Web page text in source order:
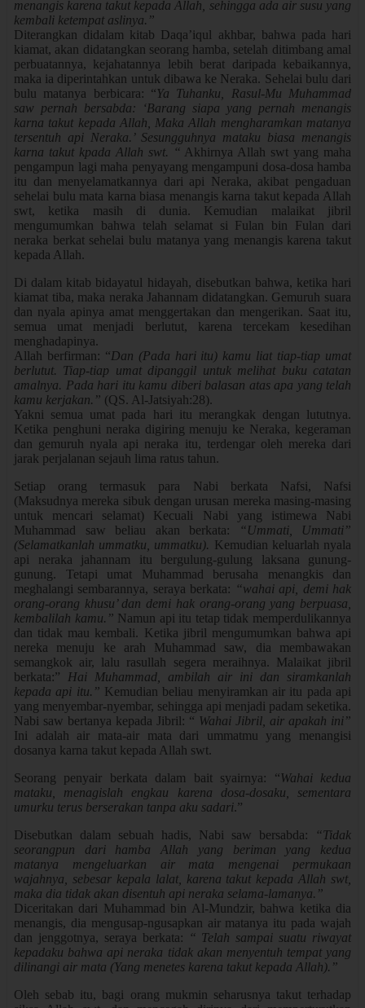
menangis karena takut kepada Allah, sehingga ada air susu yang
kembali ketempat aslinya.”
Diterangkan didalam kitab Daqa’iqul akhbar, bahwa pada hari
kiamat, akan didatangkan seorang hamba, setelah ditimbang amal
perbuatannya, kejahatannya lebih berat daripada kebaikannya,
maka ia diperintahkan untuk dibawa ke Neraka. Sehelai bulu dari
bulu matanya berbicara: “Ya Tuhanku, Rasul-Mu Muhammad
saw pernah bersabda: ‘Barang siapa yang pernah menangis
karna takut kepada Allah, Maka Allah mengharamkan matanya
tersentuh api Neraka.’ Sesungguhnya mataku biasa menangis
karna takut kpada Allah swt. “ Akhirnya Allah swt yang maha
pengampun lagi maha penyayang mengampuni dosa-dosa hamba
itu dan menyelamatkannya dari api Neraka, akibat pengaduan
sehelai bulu mata karna biasa menangis karna takut kepada Allah
swt, ketika masih di dunia. Kemudian malaikat jibril
mengumumkan bahwa telah selamat si Fulan bin Fulan dari
neraka berkat sehelai bulu matanya yang menangis karena takut
kepada Allah.
Di dalam kitab bidayatul hidayah, disebutkan bahwa, ketika hari
kiamat tiba, maka neraka Jahannam didatangkan. Gemuruh suara
dan nyala apinya amat menggertakan dan mengerikan. Saat itu,
semua umat menjadi berlutut, karena tercekam kesedihan
menghadapinya.
Allah berfirman: “Dan (Pada hari itu) kamu liat tiap-tiap umat
berlutut. Tiap-tiap umat dipanggil untuk melihat buku catatan
amalnya. Pada hari itu kamu diberi balasan atas apa yang telah
kamu kerjakan.” (QS. Al-Jatsiyah:28).
Yakni semua umat pada hari itu merangkak dengan lututnya.
Ketika penghuni neraka digiring menuju ke Neraka, kegeraman
dan gemuruh nyala api neraka itu, terdengar oleh mereka dari
jarak perjalanan sejauh lima ratus tahun.
Setiap orang termasuk para Nabi berkata Nafsi, Nafsi
(Maksudnya mereka sibuk dengan urusan mereka masing-masing
untuk mencari selamat) Kecuali Nabi yang istimewa Nabi
Muhammad saw beliau akan berkata:
“Ummati, Ummati”
(Selamatkanlah ummatku, ummatku). Kemudian keluarlah nyala
api neraka jahannam itu bergulung-gulung laksana gunung-
gunung. Tetapi umat Muhammad berusaha menangkis dan
meghalangi sembarannya, seraya berkata: “wahai api, demi hak
orang-orang khusu’ dan demi hak orang-orang yang berpuasa,
kembalilah kamu.” Namun api itu tetap tidak memperdulikannya
dan tidak mau kembali. Ketika jibril mengumumkan bahwa api
nereka menuju ke arah Muhammad saw, dia membawakan
semangkok air, lalu rasullah segera meraihnya. Malaikat jibril
berkata:”
Hai Muhammad, ambilah air ini dan siramkanlah
kepada api itu.” Kemudian beliau menyiramkan air itu pada api
yang menyembar-nyembar, sehingga api menjadi padam seketika.
Nabi saw bertanya kepada Jibril: “ Wahai Jibril, air apakah ini”
Ini adalah air mata-air mata dari ummatmu yang menangisi
dosanya karna takut kepada Allah swt.
Seorang penyair berkata dalam bait syairnya: “Wahai kedua
mataku, menagislah engkau karena dosa-dosaku, sementara
umurku terus berserakan tanpa aku sadari.”
Disebutkan dalam sebuah hadis, Nabi saw bersabda:
“Tidak
seorangpun dari hamba Allah yang beriman yang kedua
matanya mengeluarkan air mata mengenai permukaan
wajahnya, sebesar kepala lalat, karena takut kepada Allah swt,
maka dia tidak akan disentuh api neraka selama-lamanya.”
Diceritakan dari Muhammad bin Al-Mundzir, bahwa ketika dia
menangis, dia mengusap-ngusapkan air matanya itu pada wajah
dan jenggotnya, seraya berkata:
“ Telah sampai suatu riwayat
kepadaku bahwa api neraka tidak akan menyentuh tempat yang
dilinangi air mata (Yang menetes karena takut kepada Allah).”
Oleh sebab itu, bagi orang mukmin seharusnya takut terhadap